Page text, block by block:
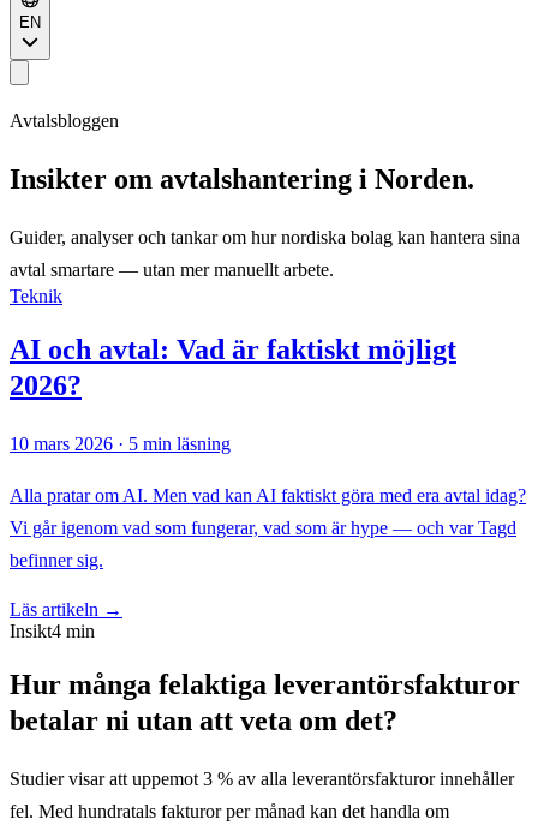
EN
Avtalsbloggen
Insikter om avtalshantering i Norden.
Guider, analyser och tankar om hur nordiska bolag kan hantera sina
avtal smartare — utan mer manuellt arbete.
Teknik
AI och avtal: Vad är faktiskt möjligt
2026?
10 mars 2026 · 5 min läsning
Alla pratar om AI. Men vad kan AI faktiskt göra med era avtal idag?
Vi går igenom vad som fungerar, vad som är hype — och var Tagd
befinner sig.
Läs artikeln →
Insikt4 min
Hur många felaktiga leverantörsfakturor
betalar ni utan att veta om det?
Studier visar att uppemot 3 % av alla leverantörsfakturor innehåller
fel. Med hundratals fakturor per månad kan det handla om